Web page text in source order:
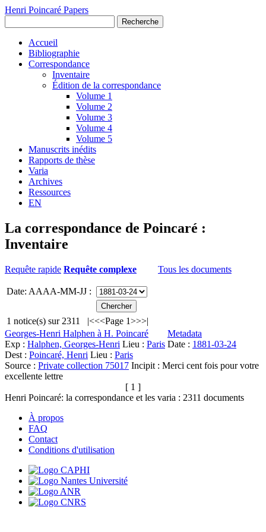
Henri Poincaré Papers
Recherche
Accueil
Bibliographie
Correspondance
Inventaire
Édition de la correspondance
Volume 1
Volume 2
Volume 3
Volume 4
Volume 5
Manuscrits inédits
Rapports de thèse
Varia
Archives
Ressources
EN
La correspondance de Poincaré :
Inventaire
Requête rapide Requête complexe Tous les documents
Date: AAAA-MM-JJ :
1 notice(s) sur 2311 |<<<Page 1>>>|
Georges-Henri Halphen à H. Poincaré
Metadata
Exp : Halphen, Georges-Henri Lieu : Paris Date : 1881-03-24
Dest : Poincaré, Henri Lieu : Paris
Source : Private collection 75017 Incipit : Merci cent fois pour votre
excellente lettre
[ 1 ]
Henri Poincaré: la correspondance et les varia : 2311 documents
À propos
FAQ
Contact
Conditions d'utilisation